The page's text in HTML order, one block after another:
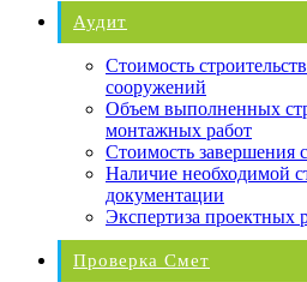
Аудит
Стоимость
сооружений
Объем выполненных
монтажных работ
Стоимость завершения
Наличие необходимой
документации
Экспертиза проектных
Проверка Смет